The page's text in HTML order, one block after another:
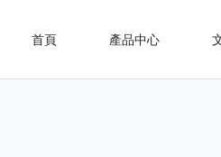
首頁 產品中心